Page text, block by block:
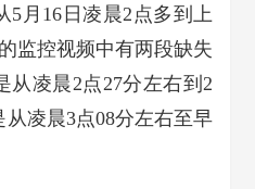
5月16日凌晨2点多到上
监控视频中有两段缺失
从凌晨2点27分左右到2
凌晨3点08分左右至早